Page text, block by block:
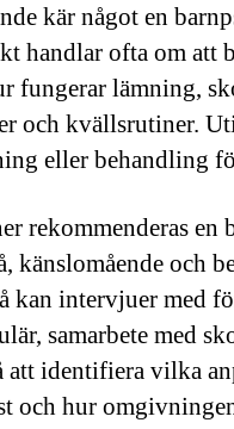
kär något en
handlar ofta om att
fungerar lämning,
och kvällsrutiner.
eller behandling
rekommenderas en
känslomående och
kan intervjuer med
samarbete med
identifiera vilka
och hur